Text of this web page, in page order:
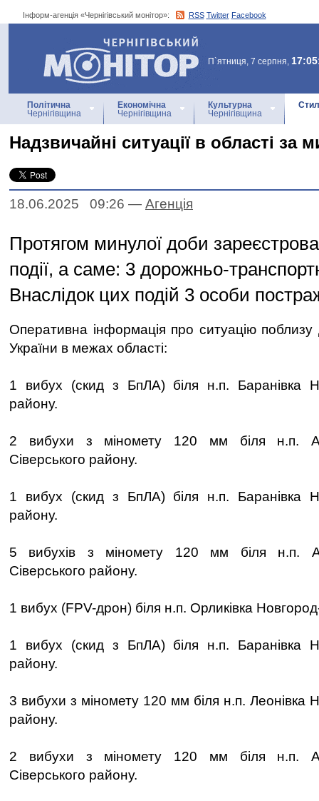
Інформ-агенція «Чернігівський монітор»: RSS Twitter Facebook
Інформ-агенція
«Чернігівський монітор»
П`ятниця, 7 серпня,
Політична
Чернігівщина
Економічна
Чернігівщина
Культурна
Чернігівщина
Надзвичайні ситуації в області за
18.06.2025 09:26 — Агенцiя
Протягом минулої доби
події, а саме: 3 дорожньо-
Внаслідок цих подій 3 особи
Оперативна інформація про ситуацію
України в межах області:
1 вибух (скид з БпЛА) біля н.п. Баранівка
району.
2 вибухи з міномету 120 мм біля н.п.
Сіверського району.
1 вибух (скид з БпЛА) біля н.п. Баранівка
району.
5 вибухів з міномету 120 мм біля н.п.
Сіверського району.
1 вибух (FPV-дрон) біля н.п. Орликівка
1 вибух (скид з БпЛА) біля н.п. Баранівка
району.
3 вибухи з міномету 120 мм біля н.п. Леонівка
району.
2 вибухи з міномету 120 мм біля н.п.
Сіверського району.